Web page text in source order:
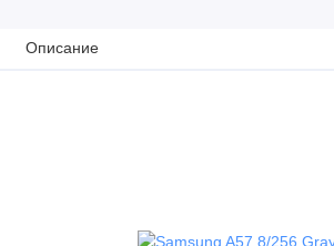
Описание